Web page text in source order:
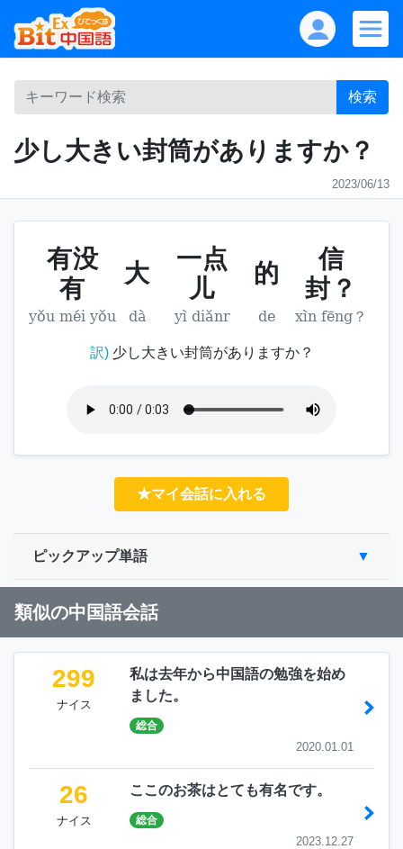
検索
少し大きい封筒がありますか？
2023/06/13
有没
有
大
一点
儿
的
信
封？
yǒu méi yǒu dà yì diǎnr de xìn fēng？
訳)少し大きい封筒がありますか？
★マイ会話に入れる
ピックアップ単語
類似の中国語会話
299
ナイス
私は去年から中国語の勉強を始め
ました。
総合
2020.01.01
26
ナイス
ここのお茶はとても有名です。
総合
2023.12.27